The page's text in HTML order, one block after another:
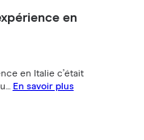
en
en Italie c’était
En savoir plus